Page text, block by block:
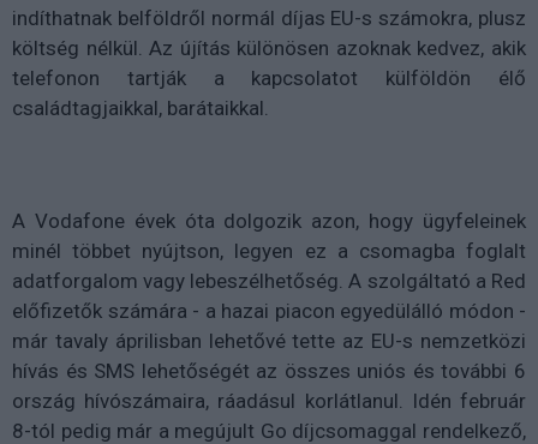
indíthatnak belföldről normál díjas EU-s számokra, plusz
költség nélkül. Az újítás különösen azoknak kedvez, akik
telefonon tartják a kapcsolatot külföldön élő
családtagjaikkal, barátaikkal.
A Vodafone évek óta dolgozik azon, hogy ügyfeleinek
minél többet nyújtson, legyen ez a csomagba foglalt
adatforgalom vagy lebeszélhetőség. A szolgáltató a Red
előfizetők számára - a hazai piacon egyedülálló módon -
már tavaly áprilisban lehetővé tette az EU-s nemzetközi
hívás és SMS lehetőségét az összes uniós és további 6
ország hívószámaira, ráadásul korlátlanul. Idén február
8-tól pedig már a megújult Go díjcsomaggal rendelkező,